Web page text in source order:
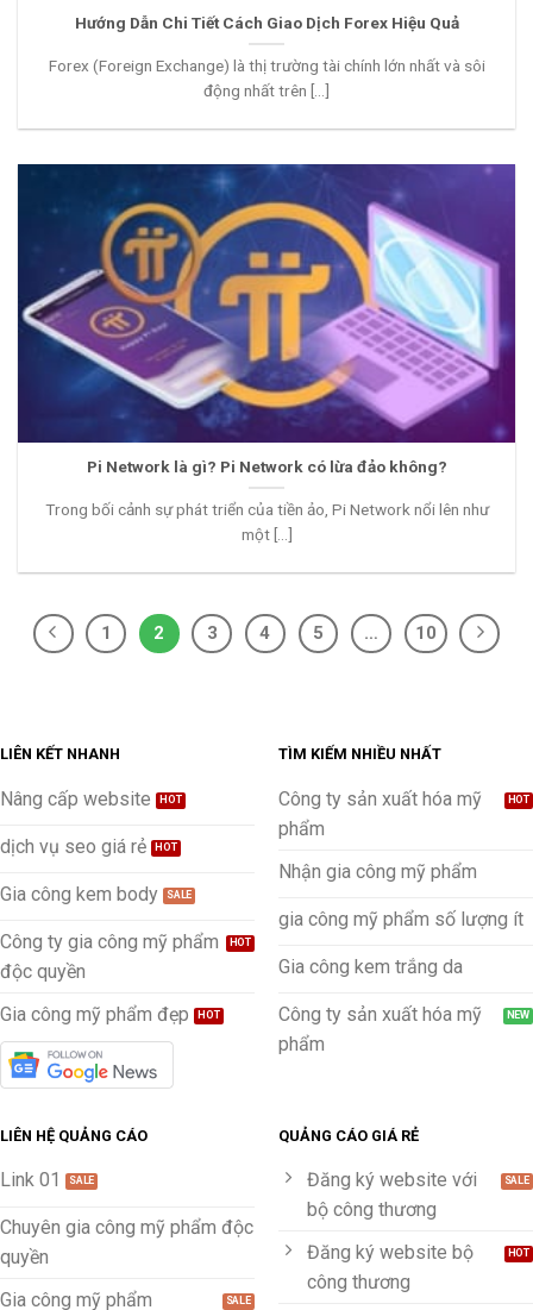
Hướng Dẫn Chi Tiết Cách Giao Dịch Forex Hiệu Quả
Forex (Foreign Exchange) là thị trường tài chính lớn nhất và sôi
động nhất trên [...]
Pi Network là gì? Pi Network có lừa đảo không?
Trong bối cảnh sự phát triển của tiền ảo, Pi Network nổi lên như
một [...]
1 2 3 4 5 … 10
LIÊN KẾT NHANH
Nâng cấp website
dịch vụ seo giá rẻ
Gia công kem body
Công ty gia công mỹ phẩm
độc quyền
Gia công mỹ phẩm đẹp
TÌM KIẾM NHIỀU NHẤT
Công ty sản xuất hóa mỹ
phẩm
Nhận gia công mỹ phẩm
gia công mỹ phẩm số lượng ít
Gia công kem trắng da
Công ty sản xuất hóa mỹ
phẩm
LIÊN HỆ QUẢNG CÁO
Link 01
Chuyên gia công mỹ phẩm độc
quyền
Gia công mỹ phẩm
QUẢNG CÁO GIÁ RẺ
Đăng ký website với
bộ công thương
Đăng ký website bộ
công thương